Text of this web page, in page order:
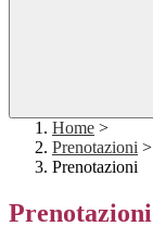
Home >
Prenotazioni >
Prenotazioni
Prenotazioni